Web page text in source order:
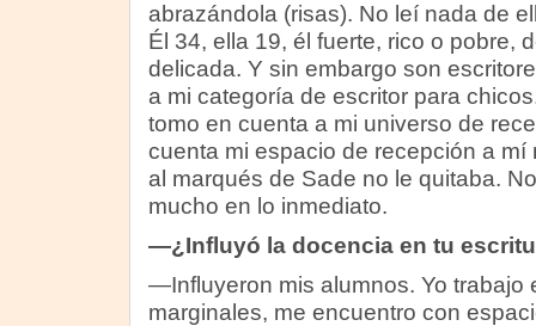
abrazándola (risas). No leí nada de
Él 34, ella 19, él fuerte, rico o pobre,
delicada. Y sin embargo son
a mi categoría de escritor para
tomo en cuenta a mi universo de
cuenta mi espacio de recepción a mí
al marqués de Sade no le quitaba.
mucho en lo inmediato.
—¿Influyó la docencia en tu
—Influyeron mis alumnos. Yo trabajo
marginales, me encuentro con